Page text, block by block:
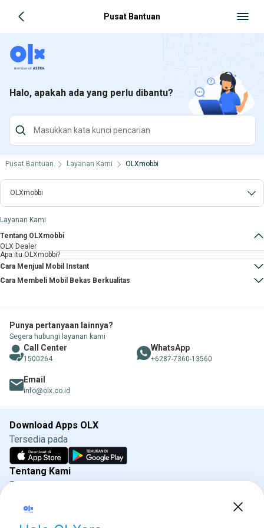
Pusat Bantuan
Halo, apakah ada yang perlu dibantu?
Pusat Bantuan Layanan Kami OLXmobbi
OLXmobbi
Layanan Kami
Tentang OLXmobbi
OLX Dealer
Apa itu OLXmobbi?
Cara Menjual Mobil Instant
Cara Membeli Mobil Bekas Berkualitas
Punya pertanyaan lainnya?
Segera hubungi layanan kami
Call Center
1500264
WhatsApp
+6287-7360-13560
Email
info@olx.co.id
Download Apps OLX
Tersedia pada
Tentang Kami
Tentang OLX
Direktorat Jenderal Perlindungan Konsumen dan